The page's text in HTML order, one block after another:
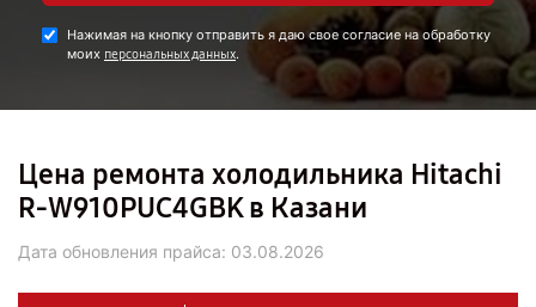
Нажимая на кнопку отправить я даю свое согласие на обработку
моих персональных данных.
Цена ремонта холодильника Hitachi
R-W910PUC4GBK в Казани
Дата обновления прайса: 03.08.2026